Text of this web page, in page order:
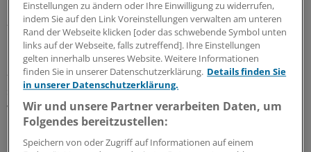
- Eine Therapie länger als drei Monate soll nur bei
individuellem Ansprechendurchgeführt werden.
- Einealleinige Therapiemit opioidhaltigen Analgetika
soll bei chronischen Schmerzsyndromen nicht
verordnet werden. Ergänzungen: Selbsthilfeangebote,
physikalische, Physio-, Psychotherapie (inklusive
Patientenedukation), Lebensstilmodifikation.
Einstellungen zu ändern oder Ihre Einwilligung zu widerrufen,
indem Sie auf den Link Voreinstellungen verwalten am unteren
Rand der Webseite klicken [oder das schwebende Symbol unten
links auf der Webseite, falls zutreffend]. Ihre Einstellungen
gelten innerhalb unseres Website. Weitere Informationen
finden Sie in unserer Datenschutzerklärung. Details finden Sie
in unserer Datenschutzerklärung.
Wir und unsere Partner verarbeiten Daten, um
Folgendes bereitzustellen:
Speichern von oder Zugriff auf Informationen auf einem